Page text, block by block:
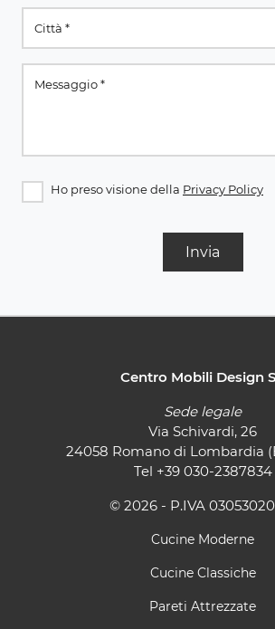
Ho preso visione della Privacy Policy
Invia
Centro Mobili Design
Sede legale
Via Schivardi, 26
24058 Romano di Lombardia
Tel +39 030-2387834
© 2026 - P.IVA
Cucine Moderne
Cucine Classiche
Pareti Attrezzate